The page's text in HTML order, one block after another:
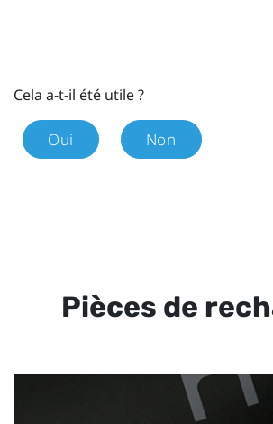
Cela a-t-il été utile ?
Oui Non
Pièces de